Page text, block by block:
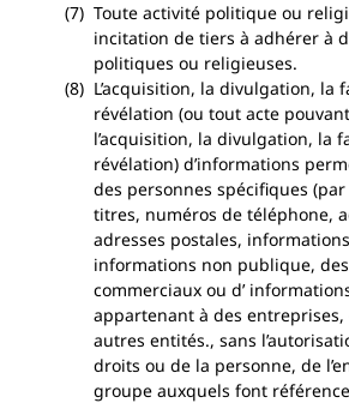
Toute activité politique ou
incitation de tiers à adhérer à
politiques ou religieuses.
L’acquisition, la divulgation, la
révélation (ou tout acte
l’acquisition, la divulgation, la
révélation) d’informations
des personnes spécifiques
titres, numéros de téléphone,
adresses postales,
informations non publique,
commerciaux ou d’
appartenant à des
autres entités., sans
droits ou de la personne, de
groupe auxquels font